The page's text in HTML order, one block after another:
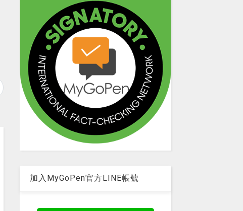
加入MyGoPen官方LINE帳號